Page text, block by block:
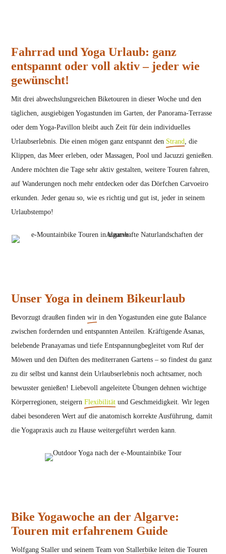
Fahrrad und Yoga Urlaub: ganz
entspannt oder voll aktiv – jeder wie
gewünscht!
Mit drei abwechslungsreichen Biketouren in dieser Woche und den
täglichen, ausgiebigen Yogastunden im Garten, der Panorama-Terrasse
oder dem Yoga-Pavillon bleibt auch Zeit für dein individuelles
Urlaubserlebnis. Die einen mögen ganz entspannt den Strand, die
Klippen, das Meer erleben, oder Massagen, Pool und Jacuzzi genießen.
Andere möchten die Tage sehr aktiv gestalten, weitere Touren fahren,
auf Wanderungen noch mehr entdecken oder das Dörfchen Carvoeiro
erkunden. Jeder genau so, wie es richtig und gut ist, jeder in seinem
Urlaubstempo!
Unser Yoga in deinem Bikeurlaub
Bevorzugt draußen findenwir in den Yogastunden eine gute Balance
zwischen fordernden und entspannten Anteilen. Kräftigende Asanas,
belebende Pranayamas und tiefe Entspannungbegleitet vom Ruf der
Möwen und den Düften des mediterranen Gartens – so findest du ganz
zu dir selbst und kannst dein Urlaubserlebnis noch achtsamer, noch
bewusster genießen! Liebevoll angeleitete Übungen dehnen wichtige
Körperregionen, steigernFlexibilität und Geschmeidigkeit. Wir legen
dabei besonderen Wert auf die anatomisch korrekte Ausführung, damit
die Yogapraxis auch zu Hause weitergeführt werden kann.
Bike Yogawoche an der Algarve:
Touren mit erfahrenem Guide
Wolfgang Staller und seinem Team von Stallerbike leiten die Touren